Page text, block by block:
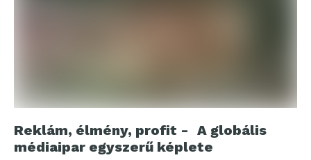
Reklám, élmény, profit - A globális
médiaipar egyszerű képlete